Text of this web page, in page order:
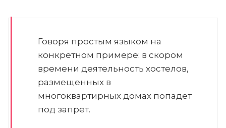
Говоря простым языком на
конкретном примере: в скором
времени деятельность хостелов,
размещенных в
многоквартирных домах попадет
под запрет.